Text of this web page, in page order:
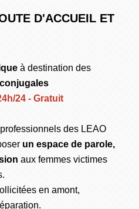
D'ACCUEIL ET
à destination des
24 - Gratuit
des LEAO
un espace de parole,
aux femmes victimes
en amont,